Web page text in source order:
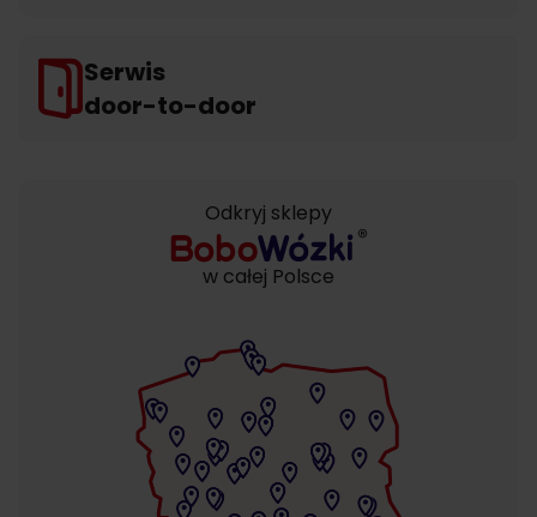
Serwis
door-to-door
Odkryj sklepy
w całej Polsce